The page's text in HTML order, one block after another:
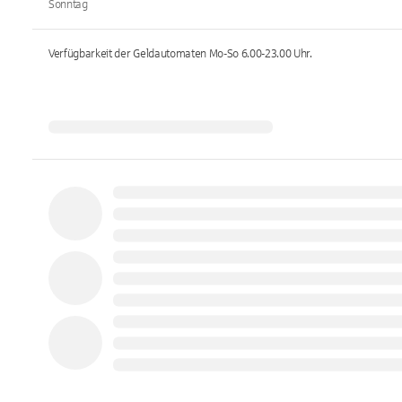
Sonntag
Verfügbarkeit der Geldautomaten Mo-So 6.00-23.00Uhr.